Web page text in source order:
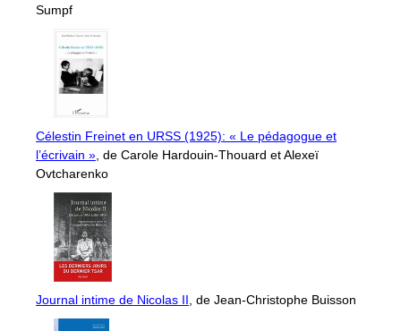
Sumpf
Célestin Freinet en URSS (1925): « Le pédagogue et
l’écrivain » , de Carole Hardouin-Thouard et Alexeï
Ovtcharenko
Journal intime de Nicolas II , de Jean-Christophe Buisson